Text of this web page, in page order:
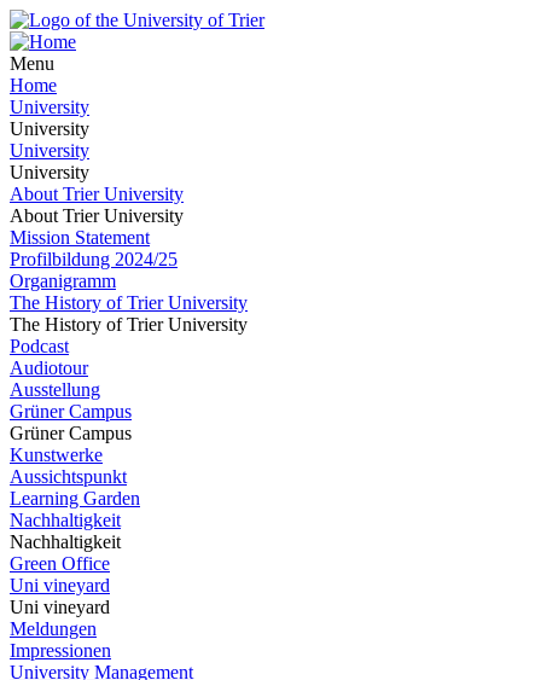
Menu
Home
University
University
University
University
About Trier University
About Trier University
Mission Statement
Profilbildung 2024/25
Organigramm
The History of Trier University
The History of Trier University
Podcast
Audiotour
Ausstellung
Grüner Campus
Grüner Campus
Kunstwerke
Aussichtspunkt
Learning Garden
Nachhaltigkeit
Nachhaltigkeit
Green Office
Uni vineyard
Uni vineyard
Meldungen
Impressionen
University Management